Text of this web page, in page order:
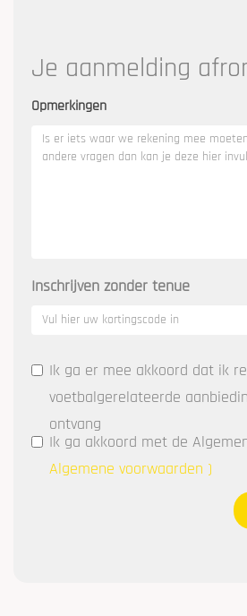
Je aanmelding
Opmerkingen
Inschrijven zonder tenue
Ik ga er mee akkoord dat ik
voetbalgerelateerde
ontvang
Ik ga akkoord met de
Algemene voorwaarden )